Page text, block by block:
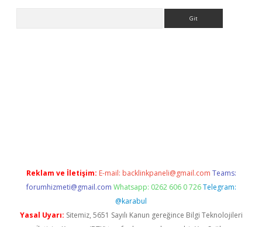
Reklam ve İletişim: E-mail: backlinkpaneli@gmail.com Teams:
forumhizmeti@gmail.com Whatsapp: 0262 606 0 726 Telegram:
@karabul
Yasal Uyarı: Sitemiz, 5651 Sayılı Kanun gereğince Bilgi Teknolojileri